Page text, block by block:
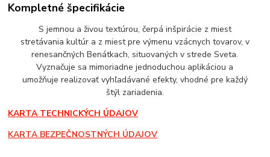
Kompletné špecifikácie
S jemnou a živou textúrou, čerpá inšpirácie z miest
stretávania kultúr a z miest pre výmenu vzácnych tovarov, v
renesančných Benátkach, situovaných v strede Sveta.
Vyznačuje sa mimoriadne jednoduchou aplikáciou a
umožňuje realizovať vyhľadávané efekty, vhodné pre každý
štýl zariadenia.
KARTA TECHNICKÝCH ÚDAJOV
KARTA BEZPEČNOSTNÝCH ÚDAJOV